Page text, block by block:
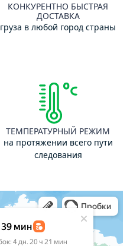
КОНКУРЕНТНО БЫСТРАЯ
ДОСТАВКА
груза в любой город страны
ТЕМПЕРАТУРНЫЙ РЕЖИМ
на протяжении всего пути
следования